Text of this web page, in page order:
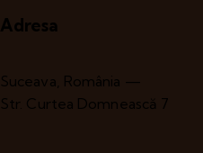
Adresa
Suceava, România —
Str. Curtea Domnească 7